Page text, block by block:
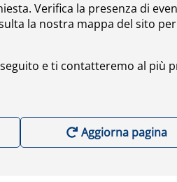
Verifica la presenza di
la nostra mappa del sito per
e ti contatteremo al più
Aggiorna pagina